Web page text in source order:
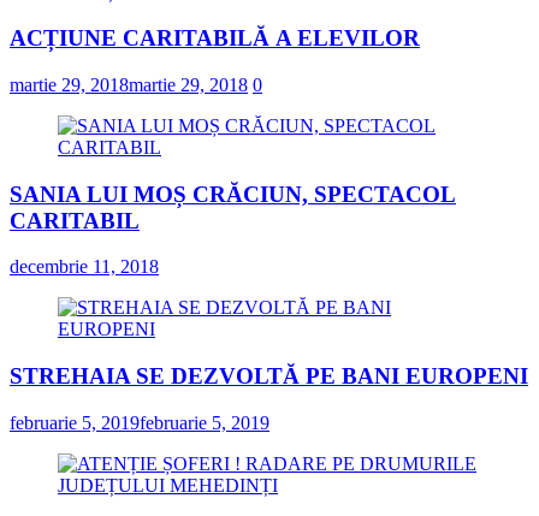
ACȚIUNE CARITABILĂ A ELEVILOR
martie 29, 2018martie 29, 2018 0
SANIA LUI MOȘ CRĂCIUN, SPECTACOL
CARITABIL
decembrie 11, 2018
STREHAIA SE DEZVOLTĂ PE BANI EUROPENI
februarie 5, 2019februarie 5, 2019